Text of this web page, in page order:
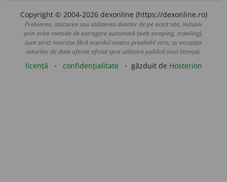
Copyright © 2004-2026 dexonline (https://dexonline.ro)
Preluarea, stocarea sau utilizarea datelor de pe acest site, inclusiv
prin orice metode de extragere automată (web scraping, crawling),
sunt strict interzise fără acordul nostru prealabil scris, cu excepția
seturilor de date oferite oficial spre utilizare publică (vezi licența).
licență confidențialitate găzduit de Hosterion